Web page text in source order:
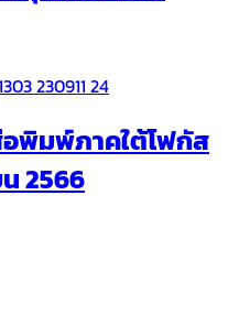
พิมพ์ภาคใต้โฟกัส
2566